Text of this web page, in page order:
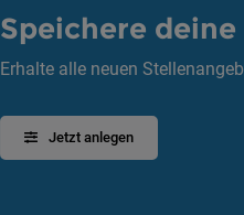
Speichere
Erhalte alle neuen
Jetzt anlegen